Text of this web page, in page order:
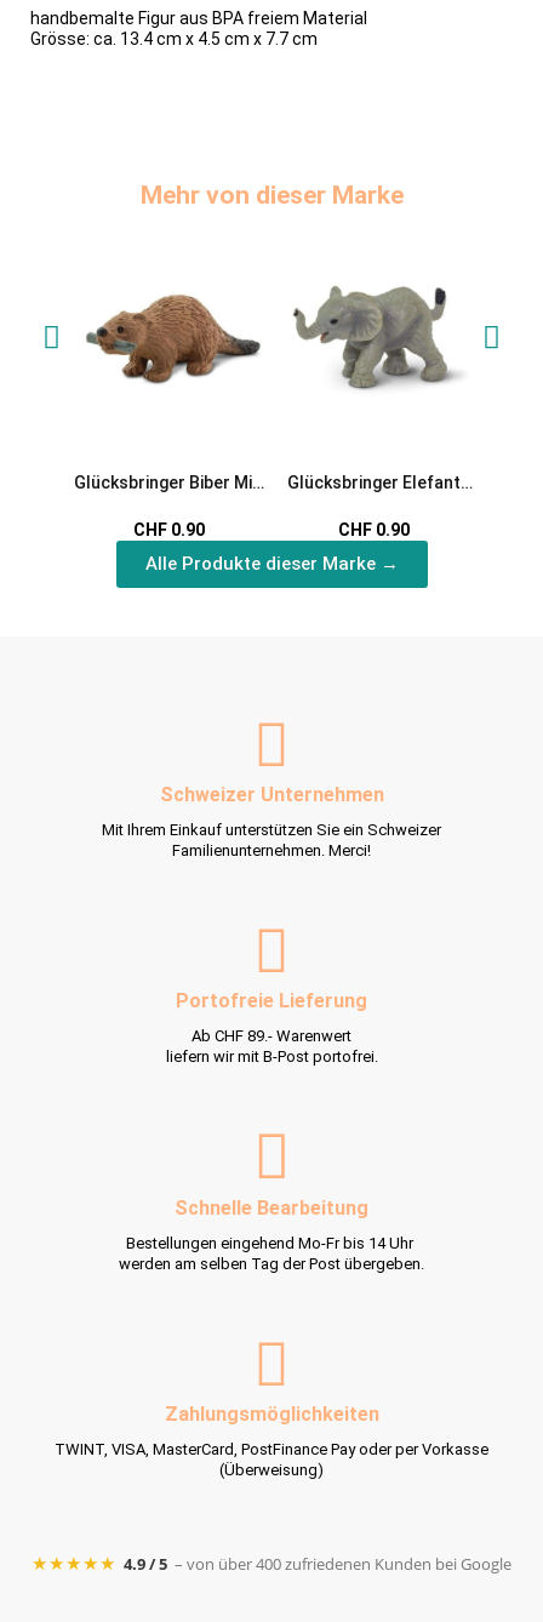
handbemalte Figur aus BPA freiem Material
Grösse: ca. 13.4 cm x 4.5 cm x 7.7 cm
Mehr von dieser Marke
Glücksbringer Biber Mini
CHF 0.90
Glücksbringer Elefant
CHF 0.90
Alle Produkte dieser Marke →
Schweizer Unternehmen
Mit Ihrem Einkauf unterstützen Sie ein Schweizer
Familienunternehmen. Merci!
Portofreie Lieferung
Ab CHF 89.- Warenwert
liefern wir mit B-Post portofrei.
Schnelle Bearbeitung
Bestellungen eingehend Mo-Fr bis 14 Uhr
werden am selben Tag der Post übergeben.
Zahlungsmöglichkeiten
TWINT, VISA, MasterCard, PostFinance Pay oder per Vorkasse
(Überweisung)
★★★★★ 4.9 / 5 – von über 400 zufriedenen Kunden bei Google